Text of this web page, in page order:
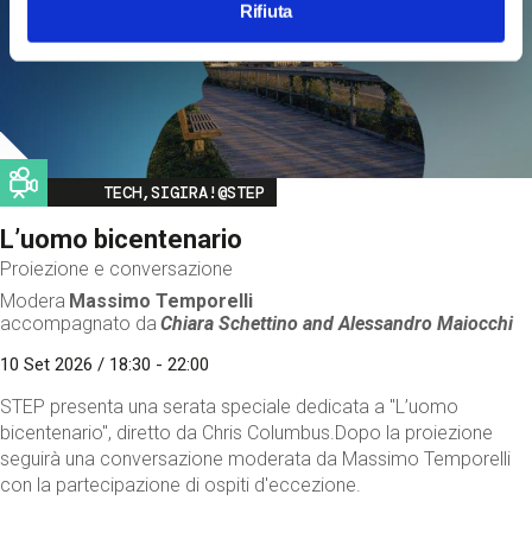
Rifiuta
Image
TECH,SIGIRA!@STEP
L’uomo bicentenario
Proiezione e conversazione
Modera Massimo Temporelli
accompagnato da Chiara Schettino andAlessandro Maiocchi
10 Set 2026 / 18:30 - 22:00
STEP presenta una serata speciale dedicata a "L’uomo
bicentenario", diretto da Chris Columbus.Dopo la proiezione
seguirà una conversazione moderata da Massimo Temporelli
con la partecipazione di ospiti d'eccezione.